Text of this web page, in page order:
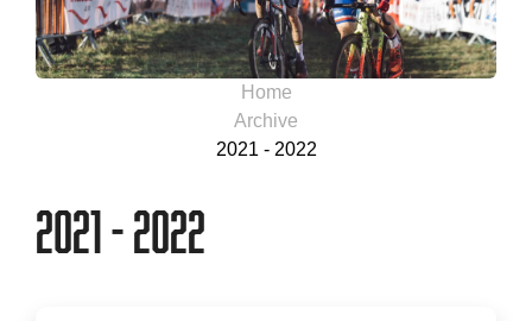
Home
Archive
2021 - 2022
2021 - 2022